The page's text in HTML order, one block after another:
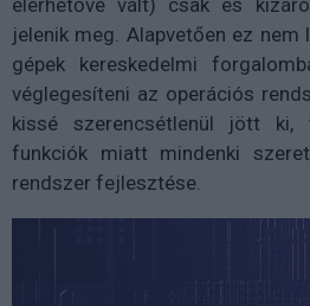
elérhetővé vált) csak és
jelenik meg. Alapvetően ez nem
gépek kereskedelmi
véglegesíteni az operációs
kissé szerencsétlenül jött ki,
funkciók miatt mindenki
rendszer fejlesztése.